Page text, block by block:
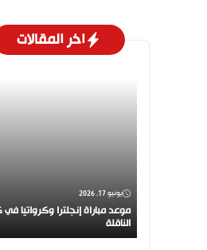
اخر المقالات
يونيو 17, 2026
الناقلة